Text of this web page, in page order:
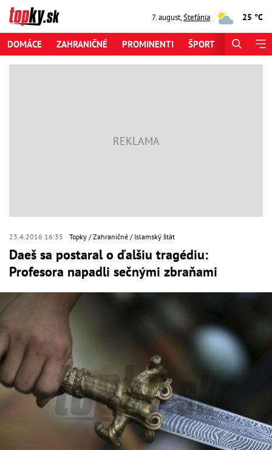
7. august,Štefánia 25 °C
DOMÁCE ZAHRANIČNÉ PROMINENTI ŠPORT
23.4.2016 16:35 Topky Zahraničné Islamský štát
Daeš sa postaral o ďalšiu tragédiu:
Profesora napadli sečnými zbraňami